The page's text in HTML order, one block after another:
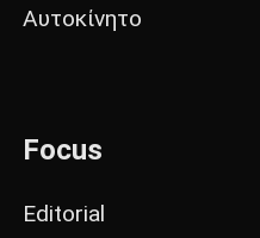
Αυτοκίνητο
Focus
Editorial